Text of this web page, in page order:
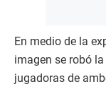
En medio de la
imagen se robó
jugadoras de